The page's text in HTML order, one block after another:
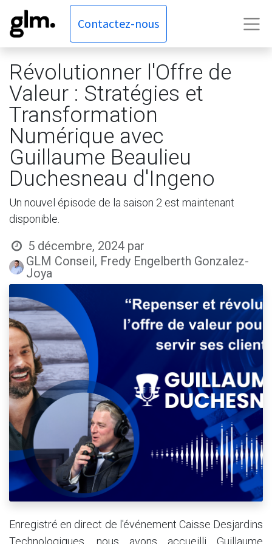
Contactez-nous
Révolutionner l'Offre de
Valeur : Stratégies et
Transformation
Numérique avec
Guillaume Beaulieu
Duchesneau d'Ingeno
Un nouvel épisode de la saison 2 est maintenant
disponible.
5 décembre, 2024 par
GLM Conseil, Fredy Engelberth Gonzalez-
Joya
Enregistré en direct de l'événement Caisse Desjardins